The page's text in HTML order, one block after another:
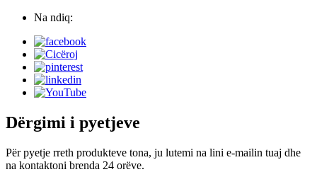
Na ndiq:
Dërgimi i pyetjeve
Për pyetje rreth produkteve tona, ju lutemi na lini e-mailin tuaj dhe
na kontaktoni brenda 24 orëve.